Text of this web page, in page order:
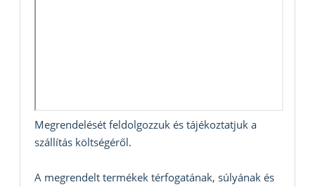
Megrendelését feldolgozzuk és tájékoztatjuk a
szállítás költségéről.
A megrendelt termékek térfogatának, súlyának és